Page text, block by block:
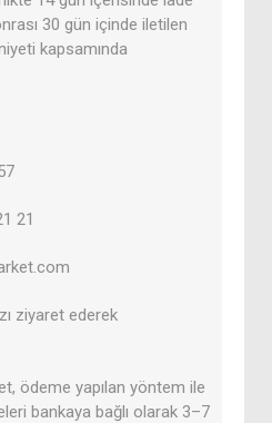
30 gün içinde iletilen
kapsamında
21
ziyaret ederek
ödeme yapılan yöntem ile
bankaya bağlı olarak 3–7